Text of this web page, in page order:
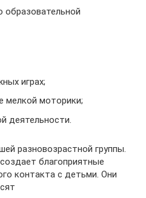
образовательной
играх;
мелкой моторики;
деятельности.
разновозрастной группы.
благоприятные
контакта с детьми. Они